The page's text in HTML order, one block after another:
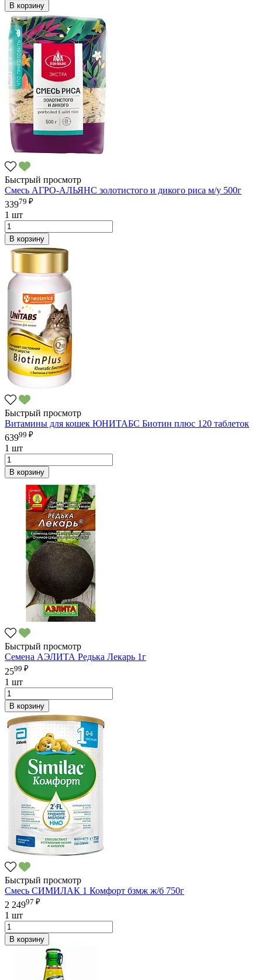
В корзину
Быстрый просмотр
Смесь АГРО-АЛЬЯНС золотистого и дикого риса м/у 500г
33979 ₽
1 шт
В корзину
Быстрый просмотр
Витамины для кошек ЮНИТАБС Биотин плюс 120 таблеток
63999 ₽
1 шт
В корзину
Быстрый просмотр
Семена АЭЛИТА Редька Лекарь 1г
2599 ₽
1 шт
В корзину
Быстрый просмотр
Смесь СИМИЛАК 1 Комфорт бзмж ж/б 750г
2 24997 ₽
1 шт
В корзину